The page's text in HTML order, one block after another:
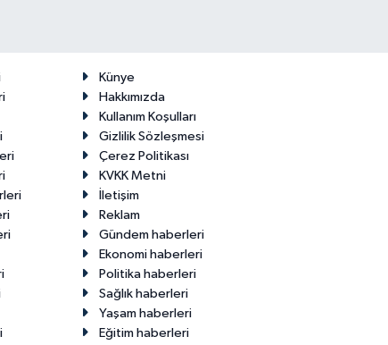
Künye
Hakkımızda
Kullanım Koşulları
Gizlilik Sözleşmesi
Çerez Politikası
KVKK Metni
İletişim
Reklam
Gündem haberleri
Ekonomi haberleri
Politika haberleri
Sağlık haberleri
Yaşam haberleri
Eğitim haberleri